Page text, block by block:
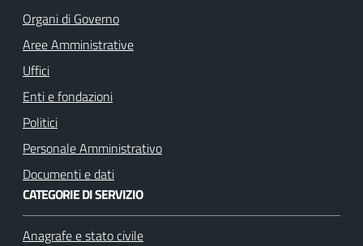
o
o
k
a
g
r
m
Organi di Governo
Aree Amministrative
Uffici
Enti e fondazioni
Politici
Personale Amministrativo
Documenti e dati
CATEGORIE DI SERVIZIO
Anagrafe e stato civile